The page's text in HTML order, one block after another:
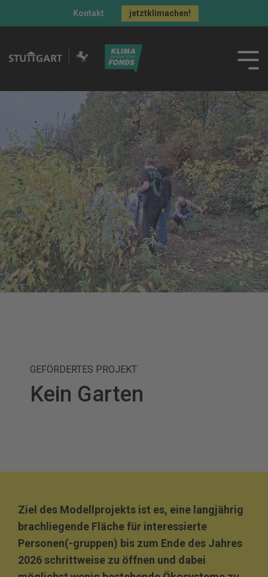
Kontakt jetztklimachen!
GEFÖRDERTES PROJEKT
Kein Garten
Ziel des Modellprojekts ist es, eine langjährig
brachliegende Fläche für interessierte
Personen(-gruppen) bis zum Ende des Jahres
2026 schrittweise zu öffnen und dabei